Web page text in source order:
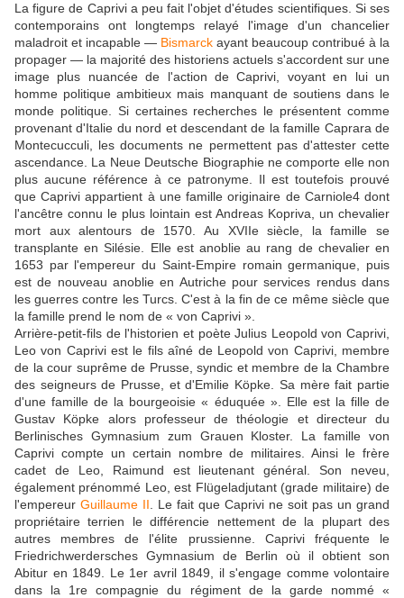
La figure de Caprivi a peu fait l'objet d'études scientifiques. Si ses
contemporains ont longtemps relayé l'image d'un chancelier
maladroit et incapable — Bismarck ayant beaucoup contribué à la
propager — la majorité des historiens actuels s'accordent sur une
image plus nuancée de l'action de Caprivi, voyant en lui un
homme politique ambitieux mais manquant de soutiens dans le
monde politique. Si certaines recherches le présentent comme
provenant d'Italie du nord et descendant de la famille Caprara de
Montecucculi, les documents ne permettent pas d'attester cette
ascendance. La Neue Deutsche Biographie ne comporte elle non
plus aucune référence à ce patronyme. Il est toutefois prouvé
que Caprivi appartient à une famille originaire de Carniole4 dont
l'ancêtre connu le plus lointain est Andreas Kopriva, un chevalier
mort aux alentours de 1570. Au XVIIe siècle, la famille se
transplante en Silésie. Elle est anoblie au rang de chevalier en
1653 par l'empereur du Saint-Empire romain germanique, puis
est de nouveau anoblie en Autriche pour services rendus dans
les guerres contre les Turcs. C'est à la fin de ce même siècle que
la famille prend le nom de « von Caprivi ».
Arrière-petit-fils de l'historien et poète Julius Leopold von Caprivi,
Leo von Caprivi est le fils aîné de Leopold von Caprivi, membre
de la cour suprême de Prusse, syndic et membre de la Chambre
des seigneurs de Prusse, et d'Emilie Köpke. Sa mère fait partie
d'une famille de la bourgeoisie « éduquée ». Elle est la fille de
Gustav Köpke alors professeur de théologie et directeur du
Berlinisches Gymnasium zum Grauen Kloster. La famille von
Caprivi compte un certain nombre de militaires. Ainsi le frère
cadet de Leo, Raimund est lieutenant général. Son neveu,
également prénommé Leo, est Flügeladjutant (grade militaire) de
l'empereur Guillaume II . Le fait que Caprivi ne soit pas un grand
propriétaire terrien le différencie nettement de la plupart des
autres membres de l'élite prussienne. Caprivi fréquente le
Friedrichwerdersches Gymnasium de Berlin où il obtient son
Abitur en 1849. Le 1er avril 1849, il s'engage comme volontaire
dans la 1re compagnie du régiment de la garde nommé «